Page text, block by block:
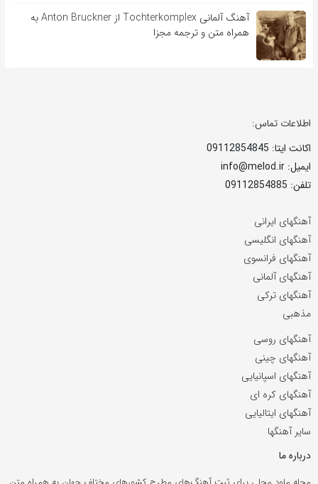
آهنگ آلمانی Tochterkomplex از Anton Bruckner به
همراه متن و ترجمه مجزا
اطلاعات تماس:
اکانت ایتا: 09112854845
ایمیل: info@melod.ir
تلفن: 09112854885
آهنگهای ایرانی
آهنگهای انگلیسی
آهنگهای فرانسوی
آهنگهای آلمانی
آهنگهای ترکی
مذهبی
آهنگهای روسی
آهنگهای چینی
آهنگهای اسپانیایی
آهنگهای کره ای
آهنگهای ایتالیایی
سایر آهنگها
درباره ما